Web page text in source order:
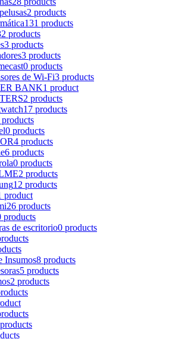
2 products
131 products
products
3 products
3 products
0 products
de Wi-Fi3 products
BANK1 product
2 products
17 products
products
0 products
4 products
6 products
0 products
2 products
12 products
product
26 products
products
de escritorio0 products
Insumos8 products
5 products
2 products